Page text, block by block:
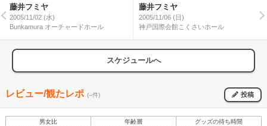
藤井フミヤ
2005/11/02 (水)
Bunkamura オーチャードホール
藤井フミヤ
2005/11/06 (日)
神戸国際会館こくさいホール
スケジュールへ
レビュー/観たレポ (--件) 投稿
男女比 年齢層 グッズの待ち時間